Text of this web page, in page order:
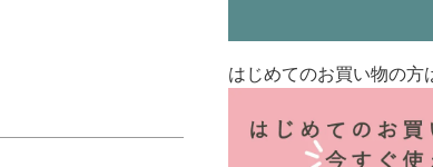
はじめてのお買い物の